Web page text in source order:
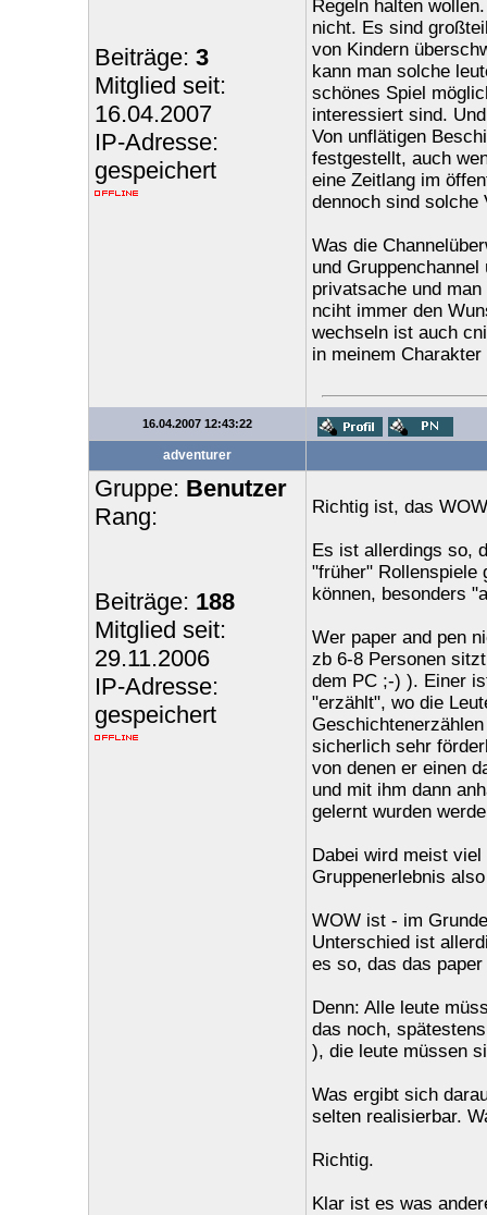
Beiträge: 3
Mitglied seit:
16.04.2007
IP-Adresse:
gespeichert
Regeln halten
nicht. Es sind
von Kindern
kann man solche
schönes Spiel
interessiert sind.
Von unflätigen
festgestellt, auch
eine Zeitlang im
dennoch sind solche
Was die
und
privatsache und
nciht immer den
wechseln ist auch
in meinem
16.04.2007 12:43:22
adventurer
Gruppe: Benutzer
Rang:
Beiträge: 188
Mitglied seit:
29.11.2006
IP-Adresse:
gespeichert
Richtig ist, das
Es ist allerdings so,
"früher" Rollenspiele
können, besonders
Wer paper and pen
zb 6-8 Personen
dem PC ;-) ). Einer
"erzählt", wo die
sicherlich sehr
von denen er einen
und mit ihm dann
gelernt wurden
Dabei wird meist
Gruppenerlebnis
WOW ist - im
Unterschied ist
es so, das das
Denn: Alle leute
das noch,
), die leute müssen
Was ergibt sich
selten realisierbar.
Richtig.
Klar ist es was